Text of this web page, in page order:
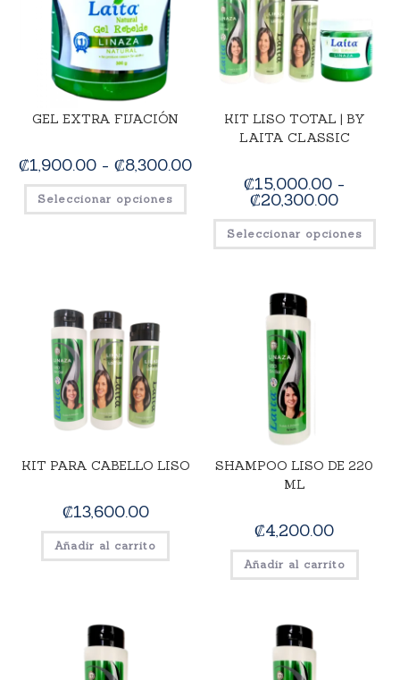
GEL EXTRA FIJACIÓN
₡1,900.00 - ₡8,300.00
Seleccionar opciones
KIT LISO TOTAL | BY
LAITA CLASSIC
₡15,000.00 -
₡20,300.00
Seleccionar opciones
KIT PARA CABELLO LISO
₡13,600.00
Añadir al carrito
SHAMPOO LISO DE 220
ML
₡4,200.00
Añadir al carrito